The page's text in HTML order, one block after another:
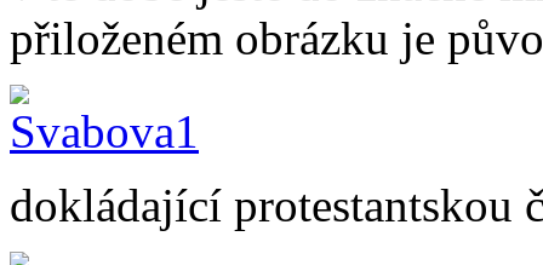
přiloženém obrázku je
dokládající protestantskou